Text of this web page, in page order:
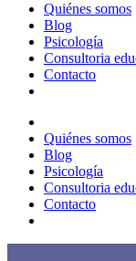
Quiénes somos
Blog
Psicología
Consultoria
Contacto
Quiénes somos
Blog
Psicología
Consultoria
Contacto